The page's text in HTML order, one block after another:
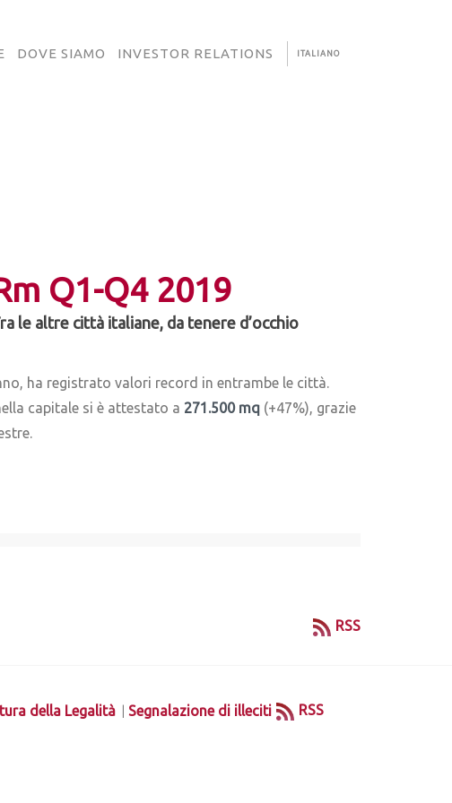
DOVE SIAMO INVESTOR RELATIONS ITALIANO
Q1-Q4 2019
le altre città italiane, da tenere d’occhio
ha registrato valori record in entrambe le città.
capitale si è attestato a 271.500 mq (+47%), grazie
RSS
della Legalità | Segnalazione di illeciti RSS